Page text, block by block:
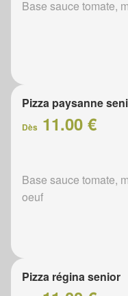
Base sauce tomate,
Pizza paysanne
Dès 11.00 €
Base sauce tomate,
oeuf
Pizza régina senior